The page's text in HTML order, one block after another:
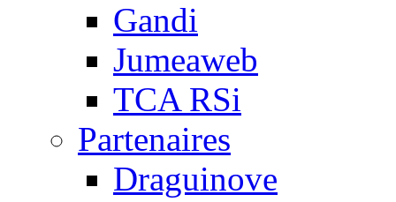
Gandi
Jumeaweb
TCA RSi
Partenaires
Draguinove